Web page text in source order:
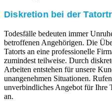
Diskretion bei der
Todesfälle bedeuten immer
betroffenen Angehörigen. Die
Tatorts an eine professionelle
zumindest teilweise. Durch
Arbeiten entstehen für unsere
unangenehmen Situationen.
unverbindliches Angebot für Ihre
an.